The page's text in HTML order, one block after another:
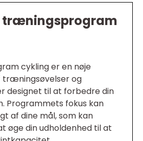
træningsprogram
cykling er en nøje
træningsøvelser og
designet til at forbedre din
Programmets fokus kan
af dine mål, som kan
øge din udholdenhed til at